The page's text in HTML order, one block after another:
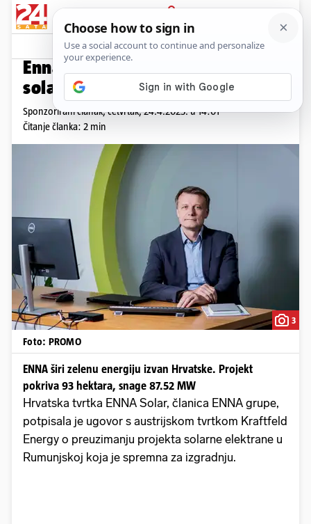
PRIJAVA
Promo sadržaj
Enna grupa preuzima projekt
solarne elektrane u Rumunjskoj
Sponzorirani članak,četvrtak, 24.4.2025. u 14:01
Čitanje članka: 2 min
3
Foto: PROMO
ENNA širi zelenu energiju izvan Hrvatske. Projekt
pokriva 93 hektara, snage 87.52 MW
Hrvatska tvrtka ENNA Solar, članica ENNA grupe,
potpisala je ugovor s austrijskom tvrtkom Kraftfeld
Energy o preuzimanju projekta solarne elektrane u
Rumunjskoj koja je spremna za izgradnju.